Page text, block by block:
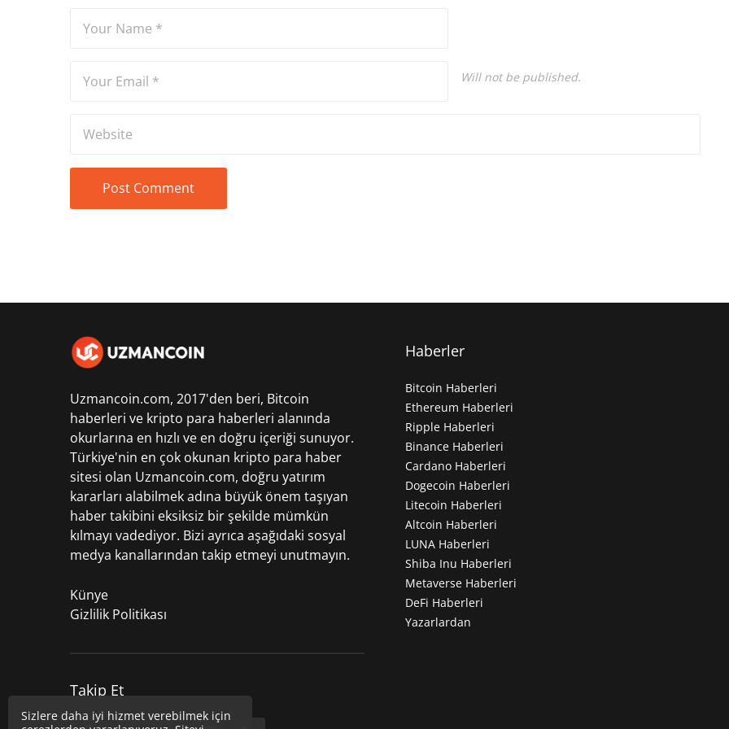
Will not be published.
Uzmancoin.com, 2017'den beri, Bitcoin
haberleri ve kripto para haberleri alanında
okurlarına en hızlı ve en doğru içeriği sunuyor.
Türkiye'nin en çok okunan kripto para haber
sitesi olan Uzmancoin.com, doğru yatırım
kararları alabilmek adına büyük önem taşıyan
haber takibini eksiksiz bir şekilde mümkün
kılmayı vadediyor. Bizi ayrıca aşağıdaki sosyal
medya kanallarından takip etmeyi unutmayın.
Künye
Gizlilik Politikası
Takip Et
Haberler
Bitcoin Haberleri
Ethereum Haberleri
Ripple Haberleri
Binance Haberleri
Cardano Haberleri
Dogecoin Haberleri
Litecoin Haberleri
Altcoin Haberleri
LUNA Haberleri
Shiba Inu Haberleri
Metaverse Haberleri
DeFi Haberleri
Yazarlardan
Sizlere daha iyi hizmet verebilmek için